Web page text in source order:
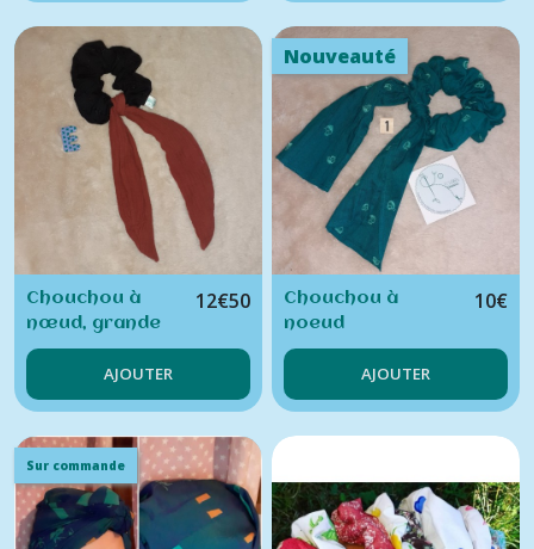
Chouchou à
nœud, grande
longueur
12€50
AJOUTER
Nouveauté
Chouchou à
noeud
10€
AJOUTER
Sur commande